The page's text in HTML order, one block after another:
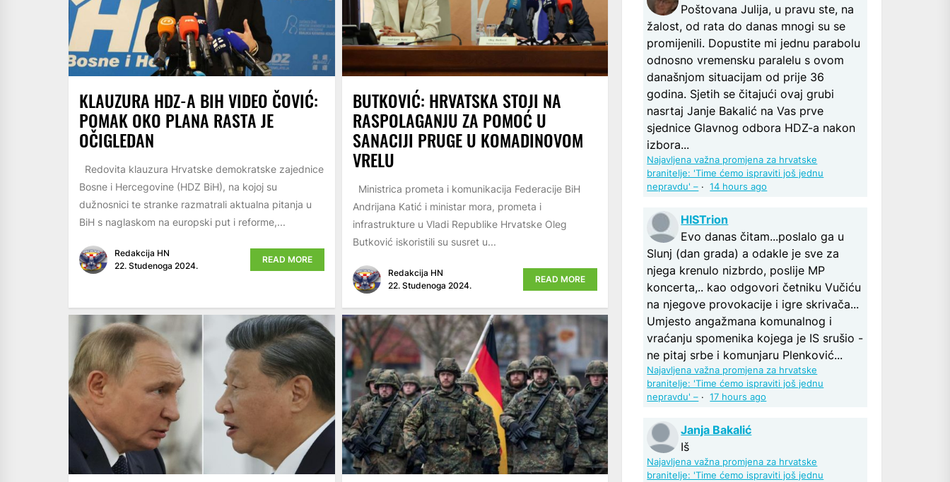
KLAUZURA HDZ-A BIH VIDEO ČOVIĆ:
POMAK OKO PLANA RASTA JE
OČIGLEDAN
Redovita klauzura Hrvatske demokratske zajednice
Bosne i Hercegovine (HDZ BiH), na kojoj su
dužnosnici te stranke razmatrali aktualna pitanja u
BiH s naglaskom na europski put i reforme,...
Redakcija HN
22. Studenoga 2024.
READ MORE
BUTKOVIĆ: HRVATSKA STOJI NA
RASPOLAGANJU ZA POMOĆ U
SANACIJI PRUGE U KOMADINOVOM
VRELU
Ministrica prometa i komunikacija Federacije BiH
Andrijana Katić i ministar mora, prometa i
infrastrukture u Vladi Republike Hrvatske Oleg
Butković iskoristili su susret u...
Redakcija HN
22. Studenoga 2024.
READ MORE
Poštovana Julija, u pravu ste, na
žalost, od rata do danas mnogi su se
promijenili. Dopustite mi jednu parabolu
odnosno vremensku paralelu s ovom
današnjom situacijam od prije 36
godina. Sjetih se čitajući ovaj grubi
nasrtaj Janje Bakalić na Vas prve
sjednice Glavnog odbora HDZ-a nakon
izbora...
Najavljena važna promjena za hrvatske
branitelje: 'Time ćemo ispraviti još jednu
nepravdu' – ·14 hours ago
HISTrion
Evo danas čitam...poslalo ga u
Slunj (dan grada) a odakle je sve za
njega krenulo nizbrdo, poslije MP
koncerta,.. kao odgovori četniku Vučiću
na njegove provokacije i igre skrivača...
Umjesto angažmana komunalnog i
vraćanju spomenika kojega je IS srušio -
ne pitaj srbe i komunjaru Plenković...
Najavljena važna promjena za hrvatske
branitelje: 'Time ćemo ispraviti još jednu
nepravdu' – ·17 hours ago
Janja Bakalić
Iš
Najavljena važna promjena za hrvatske
branitelje: 'Time ćemo ispraviti još jednu